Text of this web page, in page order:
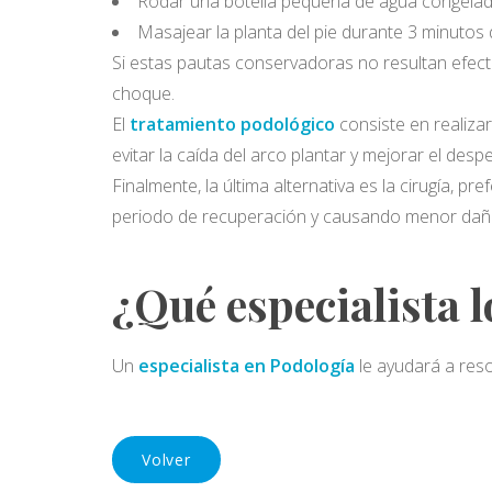
Masajear la planta del pie durante 3
Si estas pautas conservadoras no resultan
choque.
El tratamiento podológico consiste en
evitar la caída del arco plantar y mejorar el
Finalmente, la última alternativa es la cirugía,
periodo de recuperación y causando menor
¿Qué especialista
Un especialista en Podología le ayudará a
Volver